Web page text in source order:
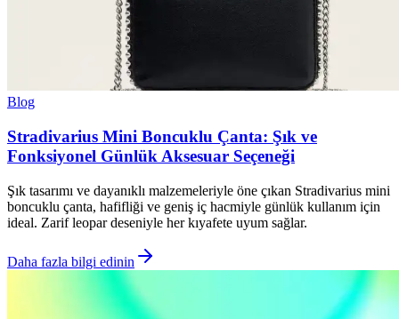
Blog
Stradivarius Mini Boncuklu Çanta: Şık ve
Fonksiyonel Günlük Aksesuar Seçeneği
Şık tasarımı ve dayanıklı malzemeleriyle öne çıkan Stradivarius mini
boncuklu çanta, hafifliği ve geniş iç hacmiyle günlük kullanım için
ideal. Zarif leopar deseniyle her kıyafete uyum sağlar.
Daha fazla bilgi edinin